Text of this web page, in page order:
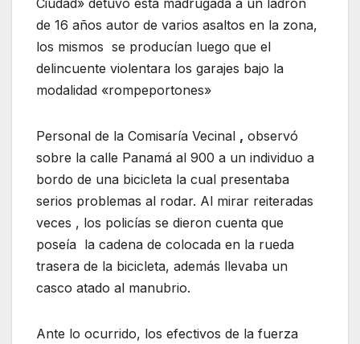
de 16 años autor de varios asaltos en la zona,
los mismos se producían luego que el
delincuente violentara los garajes bajo la
modalidad «rompeportones»
Personal de la Comisaría Vecinal , observó
sobre la calle Panamá al 900 a un individuo a
bordo de una bicicleta la cual presentaba
serios problemas al rodar. Al mirar reiteradas
veces , los policías se dieron cuenta que
poseía la cadena de colocada en la rueda
trasera de la bicicleta, además llevaba un
casco atado al manubrio.
Ante lo ocurrido, los efectivos de la fuerza